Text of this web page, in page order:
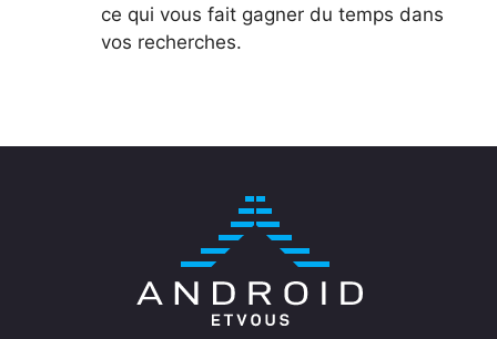
ce qui vous fait gagner du temps dans
vos recherches.